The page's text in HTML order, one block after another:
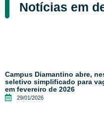
Notícias em
Campus Diamantino abre,
seletivo simplificado para
em fevereiro de 2026
29/01/2026